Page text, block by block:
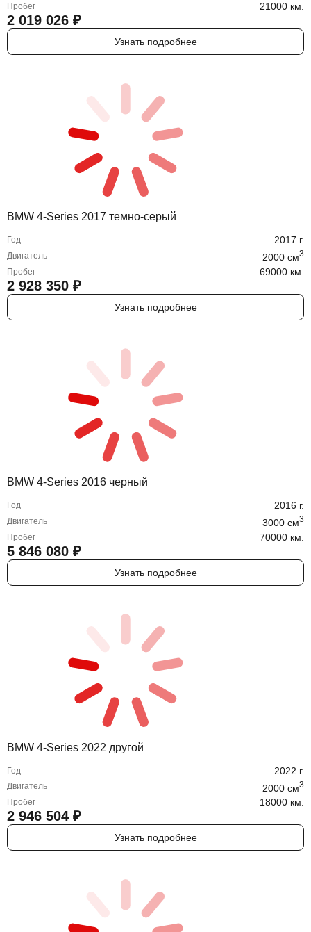
Пробег 21000 км.
2 019 026 ₽
Узнать подробнее
BMW 4-Series 2017 темно-серый
Год 2017 г.
Двигатель 2000 cм3
Пробег 69000 км.
2 928 350 ₽
Узнать подробнее
BMW 4-Series 2016 черный
Год 2016 г.
Двигатель 3000 cм3
Пробег 70000 км.
5 846 080 ₽
Узнать подробнее
BMW 4-Series 2022 другой
Год 2022 г.
Двигатель 2000 cм3
Пробег 18000 км.
2 946 504 ₽
Узнать подробнее